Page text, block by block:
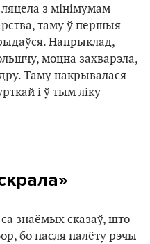
з мінімумам
таму ў першыя
Напрыклад,
моцна захварэла,
Таму накрывалася
і ў тым ліку
знаёмых сказаў, што
бо пасля палёту рэчы